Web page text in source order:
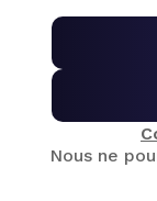
Nous ne